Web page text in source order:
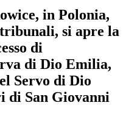
in Polonia,
si apre la
di
di Dio Emilia,
Servo di Dio
di San Giovanni